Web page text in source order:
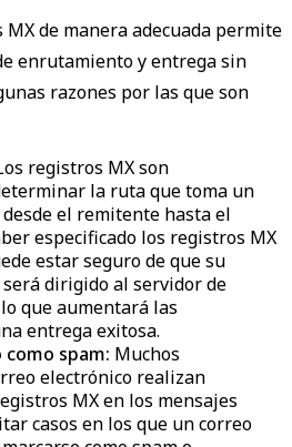
de manera adecuada permite
enrutamiento y entrega sin
razones por las que son
registros MX son
la ruta que toma un
el remitente hasta el
especificado los registros MX
estar seguro de que su
dirigido al servidor de
que aumentará las
entrega exitosa.
como spam: Muchos
electrónico realizan
MX en los mensajes
casos en los que un correo